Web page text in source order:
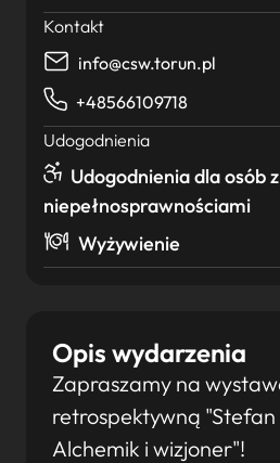
Opis wydarzenia
Zapraszamy na
retrospektywną
Alchemik i wizjoner"!
Kontakt
info@csw.torun.pl
+48566109718
Udogodnienia
Udogodnienia dla osób z
niepełnosprawnościami
Wyżywienie